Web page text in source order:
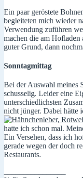
Ein paar geröstete
begleiteten mich wieder
Verwendung zuführen
machen die am
guter Grund, dann
Sonntagmittag
Bei der Auswahl meines
schusselig. Leider eine
unterschiedlichsten
nicht jünger. Dabei hätte
hatte ich schon mal.
Ein Versehen, dass ich
gerade wegen der doch
Restaurants.